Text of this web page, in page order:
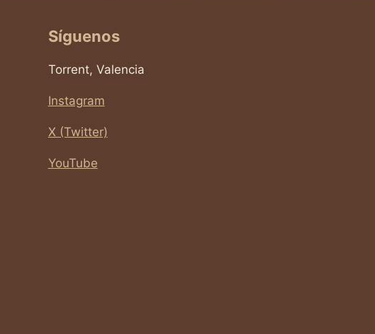
Síguenos
Torrent, Valencia
Instagram
X (Twitter)
YouTube